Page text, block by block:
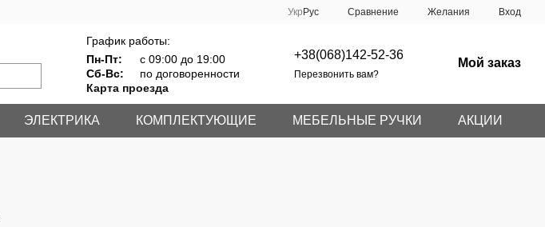
Укр Рус Сравнение Желания Вход
График работы:
Пн-Пт:
с 09:00 до 19:00
Сб-Вс:
по договоренности
Карта проезда
+38(068)142-52-36
Перезвонить вам?
Мой заказ
ЭЛЕКТРИКА КОМПЛЕКТУЮЩИЕ МЕБЕЛЬНЫЕ РУЧКИ АКЦИИ